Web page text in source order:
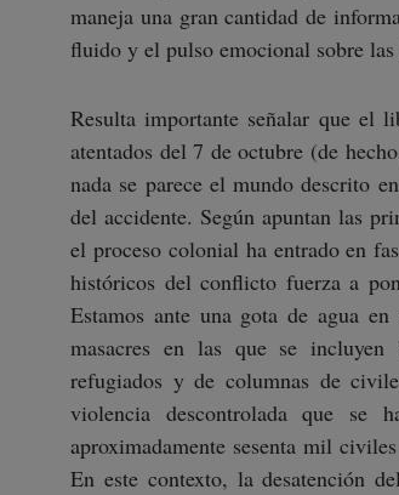
maneja una gran cantidad de
fluido y el pulso emocional sobre
Resulta importante señalar que el
atentados del 7 de octubre (de
nada se parece el mundo descrito
del accidente. Según apuntan las
el proceso colonial ha entrado en
históricos del conflicto fuerza a
Estamos ante una gota de agua
masacres en las que se incluyen
refugiados y de columnas de
violencia descontrolada que
aproximadamente sesenta mil
En este contexto, la desatención